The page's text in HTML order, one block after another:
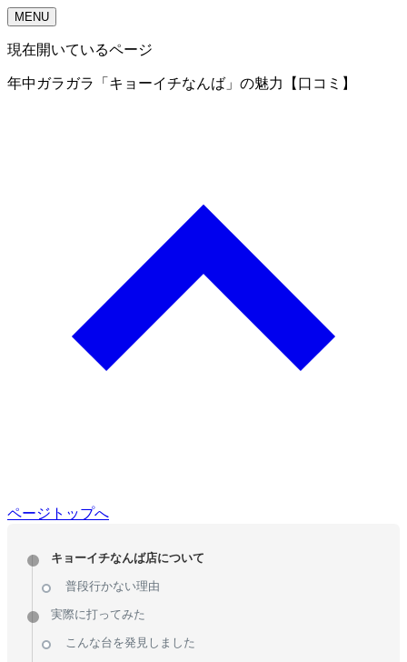
MENU
現在開いているページ
年中ガラガラ「キョーイチなんば」の魅力【口コミ】
ページトップへ
キョーイチなんば店について
普段行かない理由
実際に打ってみた
こんな台を発見しました